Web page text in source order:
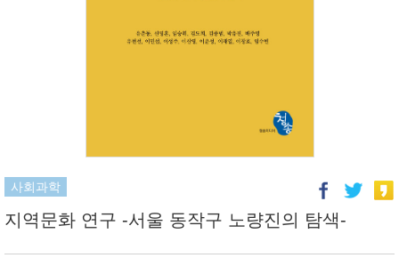
사회과학
지역문화 연구 -서울 동작구 노량진의 탐색-